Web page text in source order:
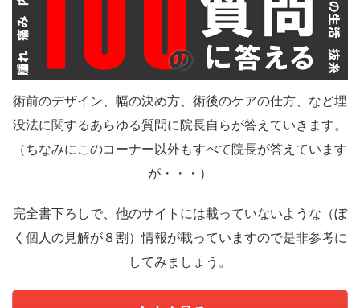
術前のデザイン、幅の決め方、術後のケアの仕方、など埋
没法に関するあらゆる質問に院長自らが答えていきます。
（ちなみにこのコーナー以外もすべて院長が答えています
が・・・）
完全書下ろしで、他のサイトには載っていないような（ぼ
く個人の見解が８割）情報が載っていますので是非参考に
してみましょう。